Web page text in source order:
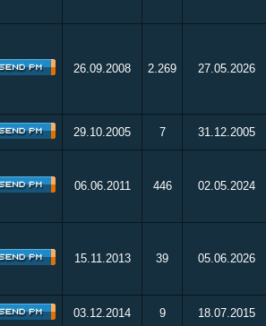
26.09.2008 2.269 27.05.2026
29.10.2005 7 31.12.2005
06.06.2011 446 02.05.2024
15.11.2013 39 05.06.2026
03.12.2014 9 18.07.2015